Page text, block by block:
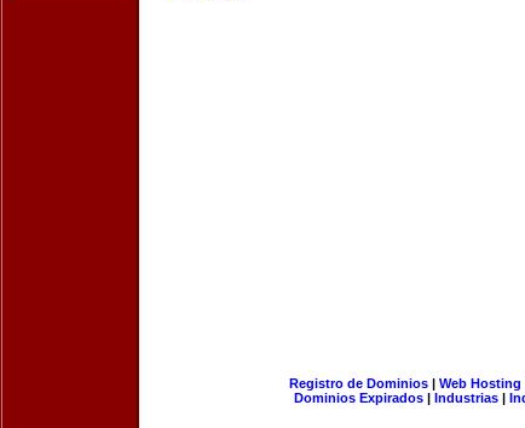
Registro de Dominios| Web Hosting
Dominios Expirados | Industrias |